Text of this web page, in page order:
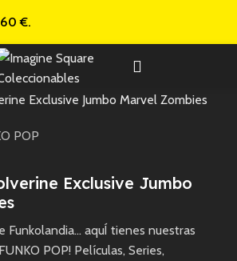
€.
POP
Exclusive Jumbo
Funkolandia… aquÍ tienes nuestras
POP! Películas, Series,